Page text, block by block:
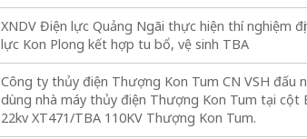
XNDV Điện lực Quảng Ngãi thực hiện thí nghiệm
lực Kon Plong kết hợp tu bổ, vệ sinh TBA
Công ty thủy điện Thượng Kon Tum CN VSH đấu
dùng nhà máy thủy điện Thượng Kon Tum tại cột
22kv XT471/TBA 110KV Thượng Kon Tum.